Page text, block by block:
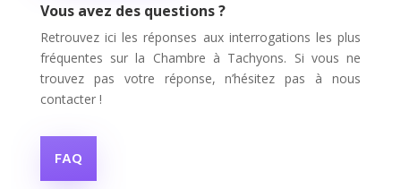
Vous avez des questions ?
Retrouvez ici les réponses aux interrogations les plus
fréquentes sur la Chambre à Tachyons. Si vous ne
trouvez pas votre réponse, n’hésitez pas à nous
contacter !
FAQ